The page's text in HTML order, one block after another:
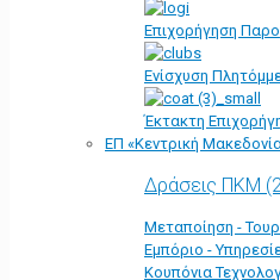
Επιχορήγηση
Ενίσχυση
Έκτακτη
ΕΠ «Kεντρική
Δράσεις ΠΚΜ
Μεταποίηση -
Εμπόριο -
Κουπόνια